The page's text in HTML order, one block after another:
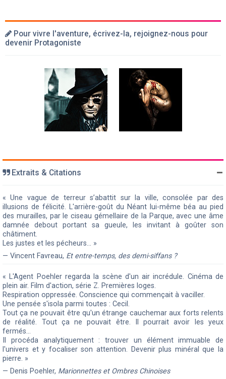
Pour vivre l'aventure, écrivez-la, rejoignez-nous pour
devenir Protagoniste
Extraits & Citations
« Une vague de terreur s’abattit sur la ville, consolée par des
illusions de félicité. L'arrière-goût du Néant lui-même béa au pied
des murailles, par le ciseau gémellaire de la Parque, avec une âme
damnée debout portant sa gueule, les invitant à goûter son
châtiment.
Les justes et les pécheurs… »
— Vincent Favreau, Et entre-temps, des demi-siffans ?
« L'Agent Poehler regarda la scène d'un air incrédule. Cinéma de
plein air. Film d'action, série Z. Premières loges.
Respiration oppressée. Conscience qui commençait à vaciller.
Une pensée s'isola parmi toutes : Cecil.
Tout ça ne pouvait être qu'un étrange cauchemar aux forts relents
de réalité. Tout ça ne pouvait être. Il pourrait avoir les yeux
fermés...
Il procéda analytiquement : trouver un élément immuable de
l'univers et y focaliser son attention. Devenir plus minéral que la
pierre. »
— Denis Poehler, Marionnettes et Ombres Chinoises